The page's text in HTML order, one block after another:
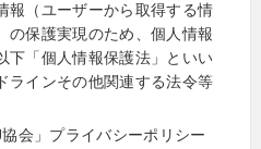
報（ユーザーから取得する情
の保護実現のため、個人情報
下「個人情報保護法」といい
ラインその他関連する法令等
会」プライバシーポリシー